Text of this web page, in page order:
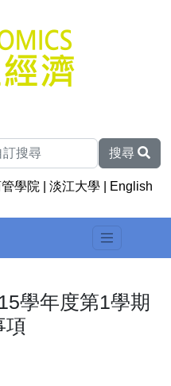
搜尋
學院 |淡江大學 English
學年度第1學期
項